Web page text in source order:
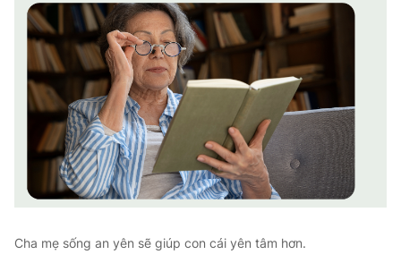
Cha mẹ sống an yên sẽ giúp con cái yên tâm hơn.